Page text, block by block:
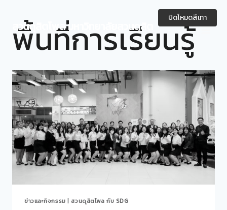
contentสวนดุสิตโพล มหาวิทยาลัยสวนดุสิต
พื้นที่การเรียนรู้
ข่าวและกิจกรรม สวนดุสิตโพล กับ SDG
ปิดโหมดสีเทา